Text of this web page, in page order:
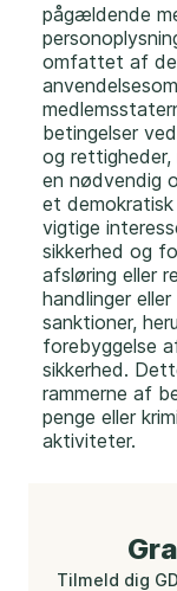
Tilmeld dig
pågældende
omfattet af
betingelser
og
en nødvendig
et
vigtige
sikkerhed og
afsløring eller
handlinger
sanktioner,
forebyggelse
sikkerhed.
rammerne af
penge eller
aktiviteter.